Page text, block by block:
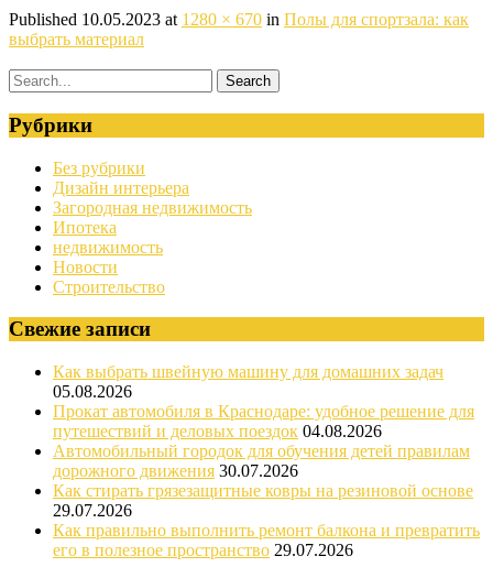
Published 10.05.2023 at 1280 × 670 in Полы для спортзала: как
выбрать материал
Рубрики
Без рубрики
Дизайн интерьера
Загородная недвижимость
Ипотека
недвижимость
Новости
Строительство
Свежие записи
Как выбрать швейную машину для домашних задач
05.08.2026
Прокат автомобиля в Краснодаре: удобное решение для
путешествий и деловых поездок 04.08.2026
Автомобильный городок для обучения детей правилам
дорожного движения 30.07.2026
Как стирать грязезащитные ковры на резиновой основе
29.07.2026
Как правильно выполнить ремонт балкона и превратить
его в полезное пространство 29.07.2026